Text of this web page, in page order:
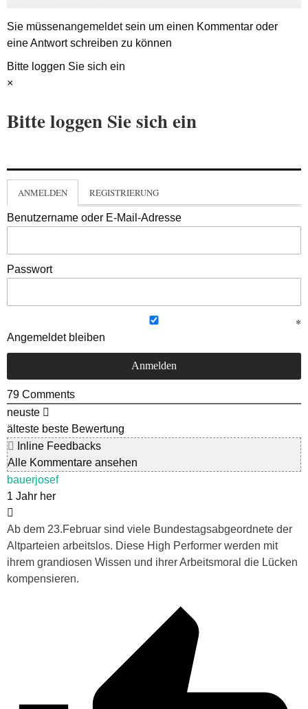
Sie müssenangemeldetsein um einen Kommentar oder
eine Antwort schreiben zu können
Bitte loggen Sie sich ein
×
Bitte loggen Sie sich ein
ANMELDEN REGISTRIERUNG
Benutzername oder E-Mail-Adresse
Passwort
Angemeldet bleiben
79 Comments
neuste
älteste beste Bewertung
Inline Feedbacks
Alle Kommentare ansehen
bauerjosef
1 Jahr her
Ab dem 23.Februar sind viele Bundestagsabgeordnete der
Altparteien arbeitslos. Diese High Performer werden mit
ihrem grandiosen Wissen und ihrer Arbeitsmoral die Lücken
kompensieren.